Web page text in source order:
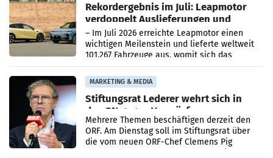
Rekordergebnis im Juli: Leapmotor
verdoppelt Auslieferungen und
überschreitet die 100.000er-Marke
– Im Juli 2026 erreichte Leapmotor einen
wichtigen Meilenstein und lieferte weltweit
101.267 Fahrzeuge aus, womit sich das
Ergebnis gegenüber Juli 2025 mehr als
verdoppelte (+102
MARKETING & MEDIA
Stiftungsrat Lederer wehrt sich in
den SN gegen Vorwürfe
Mehrere Themen beschäftigen derzeit den
ORF. Am Dienstag soll im Stiftungsrat über
die vom neuen ORF-Chef Clemens Pig